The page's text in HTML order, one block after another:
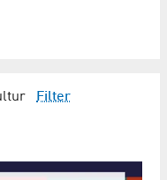
Filter